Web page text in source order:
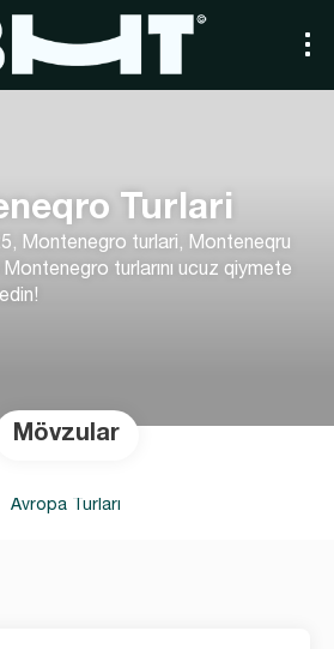
Turlari
Montenegro turlari, Monteneqru
turlarını ucuz qiymete
Mövzular
Avropa Turları